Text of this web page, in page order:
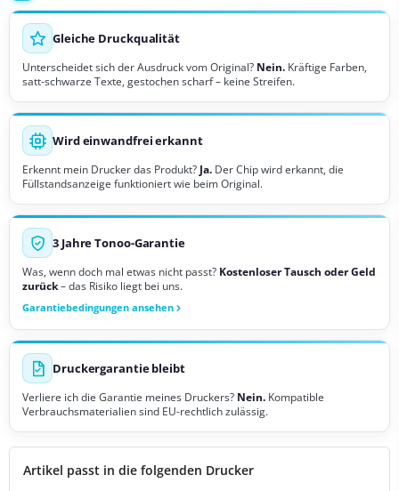
Gleiche Druckqualität
Unterscheidet sich der Ausdruck vom Original? Nein. Kräftige Farben,
satt-schwarze Texte, gestochen scharf – keine Streifen.
Wird einwandfrei erkannt
Erkennt mein Drucker das Produkt? Ja. Der Chip wird erkannt, die
Füllstandsanzeige funktioniert wie beim Original.
3 Jahre Tonoo-Garantie
Was, wenn doch mal etwas nicht passt? Kostenloser Tausch oder Geld
zurück– das Risiko liegt bei uns.
Garantiebedingungen ansehen
Druckergarantie bleibt
Verliere ich die Garantie meines Druckers? Nein. Kompatible
Verbrauchsmaterialien sind EU-rechtlich zulässig.
Artikel passt in die folgenden Drucker